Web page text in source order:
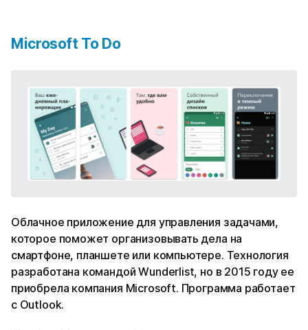
Microsoft To Do
Облачное приложение для управления задачами,
которое поможет организовывать дела на
смартфоне, планшете или компьютере. Технология
разработана командой Wunderlist, но в 2015 году ее
приобрела компания Microsoft. Программа работает
с Outlook.